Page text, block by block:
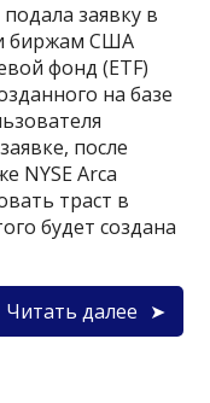
заявку в
биржам США
фонд (ETF)
на базе
после
NYSE Arca
траст в
будет создана
Читать далее